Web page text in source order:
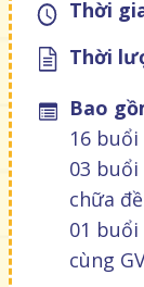
Thời
Thời
Bao
16
03
chữa
01 buổi
cùng